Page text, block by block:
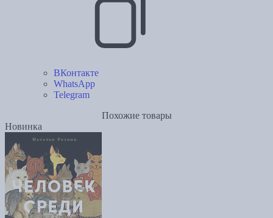
ВКонтакте
WhatsApp
Telegram
Похожие товары
Новинка